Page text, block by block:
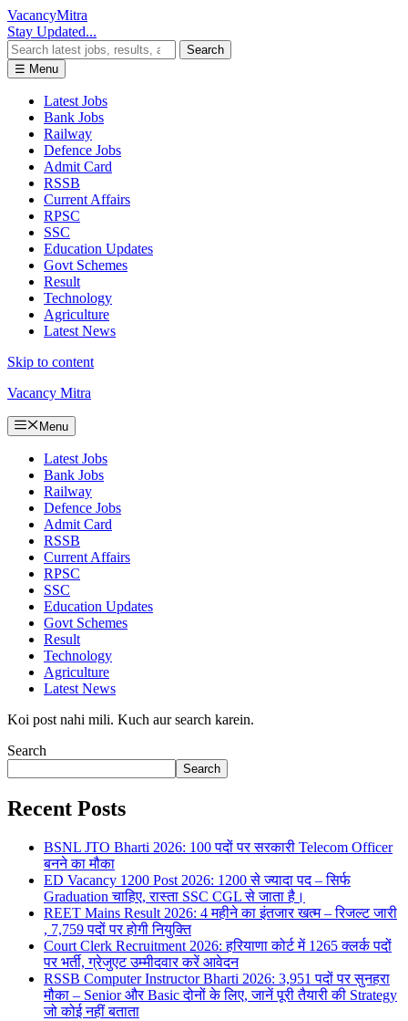
VacancyMitra
Stay Updated...
Search
☰ Menu
Latest Jobs
Bank Jobs
Railway
Defence Jobs
Admit Card
RSSB
Current Affairs
RPSC
SSC
Education Updates
Govt Schemes
Result
Technology
Agriculture
Latest News
Skip to content
Vacancy Mitra
Menu
Latest Jobs
Bank Jobs
Railway
Defence Jobs
Admit Card
RSSB
Current Affairs
RPSC
SSC
Education Updates
Govt Schemes
Result
Technology
Agriculture
Latest News
Koi post nahi mili. Kuch aur search karein.
Search
Search
Recent Posts
BSNL JTO Bharti 2026: 100 पदों पर सरकारी Telecom Officer
बनने का मौका
ED Vacancy 1200 Post 2026: 1200 से ज्यादा पद – सिर्फ
Graduation चाहिए, रास्ता SSC CGL से जाता है।
REET Mains Result 2026: 4 महीने का इंतजार खत्म – रिजल्ट जारी
, 7,759 पदों पर होगी नियुक्ति
Court Clerk Recruitment 2026: हरियाणा कोर्ट में 1265 क्लर्क पदों
पर भर्ती, ग्रेजुएट उम्मीदवार करें आवेदन
RSSB Computer Instructor Bharti 2026: 3,951 पदों पर सुनहरा
मौका – Senior और Basic दोनों के लिए, जानें पूरी तैयारी की Strategy
जो कोई नहीं बताता